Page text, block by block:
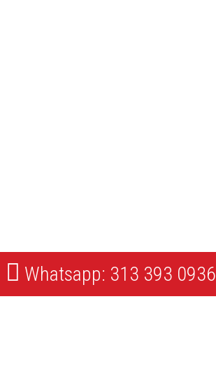
Whatsapp: 313 393 0936